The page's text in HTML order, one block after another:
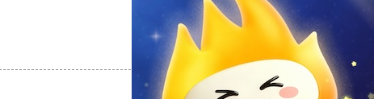
反对[0]